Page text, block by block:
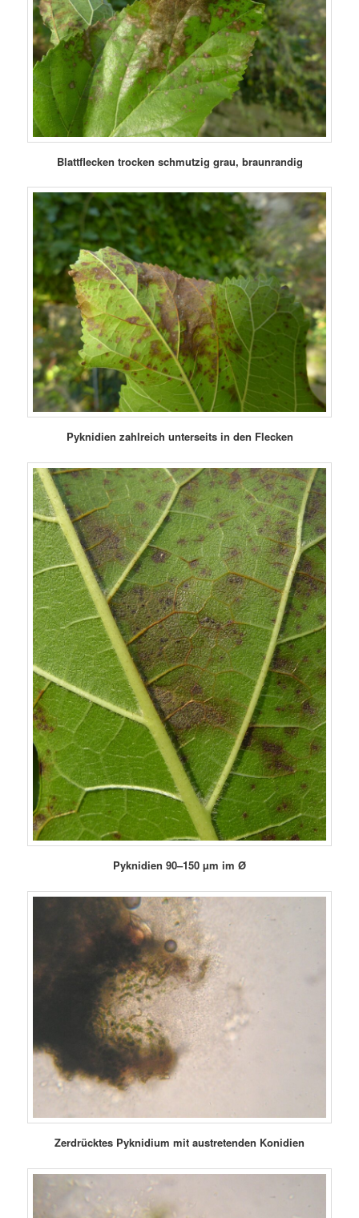
Blattflecken trocken schmutzig grau, braunrandig
Pyknidien zahlreich unterseits in den Flecken
Pyknidien 90–150 µm im Ø
Zerdrücktes Pyknidium mit austretenden Konidien